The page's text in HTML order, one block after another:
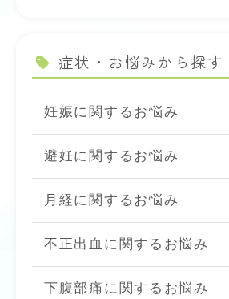
症状・お悩みから探す
妊娠に関するお悩み
避妊に関するお悩み
月経に関するお悩み
不正出血に関するお悩み
下腹部痛に関するお悩み